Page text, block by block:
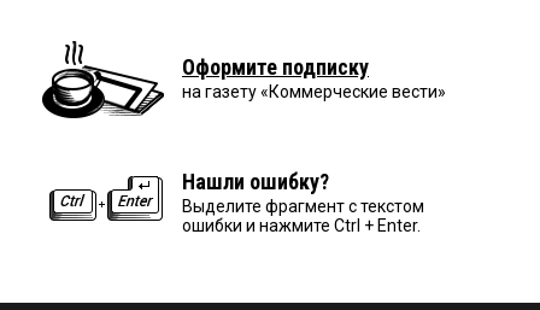
Оформите подписку
на газету «Коммерческие вести»
Нашли ошибку?
Выделите фрагмент с текстом
ошибки и нажмите Ctrl + Enter.